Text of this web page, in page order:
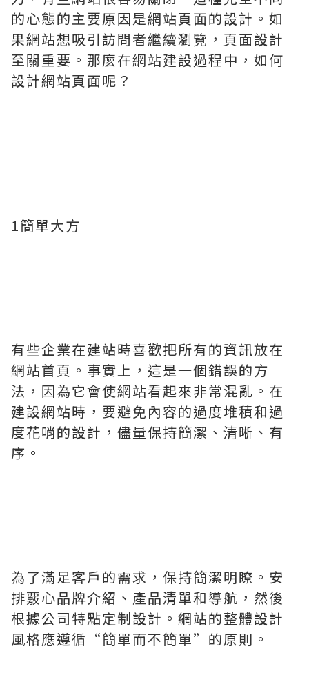
的心態的主要原因是網站頁面的設計。如
果網站想吸引訪問者繼續瀏覽，頁面設計
至關重要。那麼在網站建設過程中，如何
設計網站頁面呢？
1簡單大方
有些企業在建站時喜歡把所有的資訊放在
網站首頁。事實上，這是一個錯誤的方
法，因為它會使網站看起來非常混亂。在
建設網站時，要避免內容的過度堆積和過
度花哨的設計，儘量保持簡潔、清晰、有
序。
為了滿足客戶的需求，保持簡潔明瞭。安
排覈心品牌介紹、產品清單和導航，然後
根據公司特點定制設計。網站的整體設計
風格應遵循“簡單而不簡單”的原則。